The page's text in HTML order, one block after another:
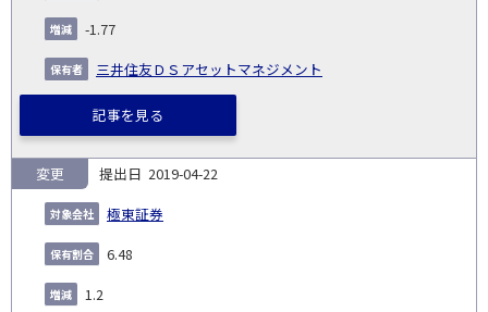
-1.77
三井住友ＤＳアセットマネジメント
記事を見る
2019-04-22
極東証券
変更
6.48
1.2